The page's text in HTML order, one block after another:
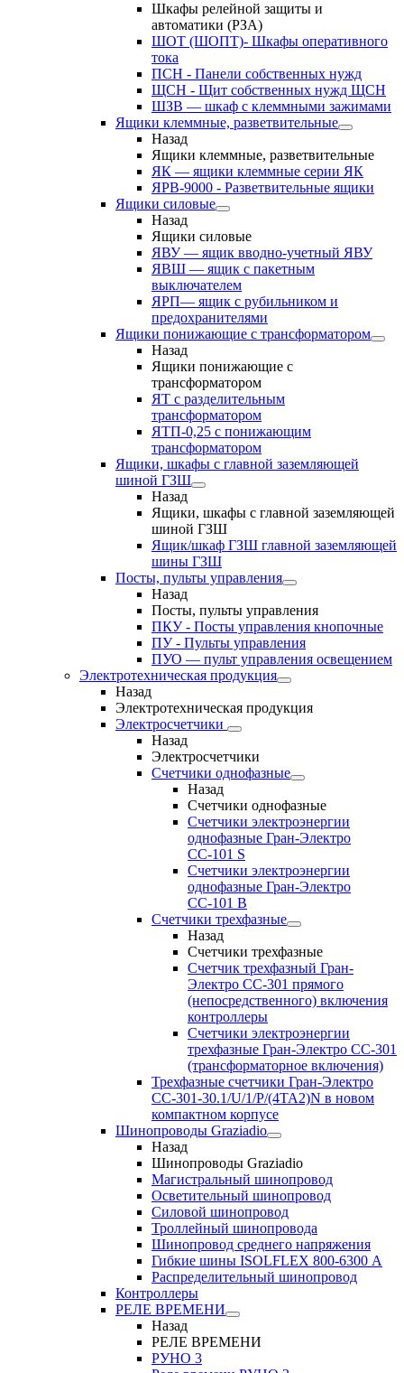
Шкафы релейной защиты и
автоматики (РЗА)
ШОТ (ШОПТ)- Шкафы оперативного
тока
ПСН - Панели собственных нужд
ЩСН - Щит собственных нужд ЩСН
ШЗВ — шкаф с клеммными зажимами
Ящики клеммные, разветвительные
Назад
Ящики клеммные, разветвительные
ЯК — ящики клеммные серии ЯК
ЯРВ-9000 - Разветвительные ящики
Ящики силовые
Назад
Ящики силовые
ЯВУ — ящик вводно-учетный ЯВУ
ЯВШ — ящик с пакетным
выключателем
ЯРП— ящик с рубильником и
предохранителями
Ящики понижающие с трансформатором
Назад
Ящики понижающие с
трансформатором
ЯТ с разделительным
трансформатором
ЯТП-0,25 с понижающим
трансформатором
Ящики, шкафы с главной заземляющей
шиной ГЗШ
Назад
Ящики, шкафы с главной заземляющей
шиной ГЗШ
Ящик/шкаф ГЗШ главной заземляющей
шины ГЗШ
Посты, пульты управления
Назад
Посты, пульты управления
ПКУ - Посты управления кнопочные
ПУ - Пульты управления
ПУО — пульт управления освещением
Электротехническая продукция
Назад
Электротехническая продукция
Электросчетчики
Назад
Электросчетчики
Счетчики однофазные
Назад
Счетчики однофазные
Счетчики электроэнергии
однофазные Гран-Электро
СС-101 S
Счетчики электроэнергии
однофазные Гран-Электро
СС-101 B
Счетчики трехфазные
Назад
Счетчики трехфазные
Счетчик трехфазный Гран-
Электро CC-301 прямого
(непосредственного) включения
контроллеры
Счетчики электроэнергии
трехфазные Гран-Электро CC-301
(трансформаторное включения)
Трехфазные счетчики Гран-Электро
СС-301-30.1/U/1/P/(4TA2)N в новом
компактном корпусе
Шинопроводы Graziadio
Назад
Шинопроводы Graziadio
Магистральный шинопровод
Осветительный шинопровод
Силовой шинопровод
Троллейный шинопровода
Шинопровод среднего напряжения
Гибкие шины ISOLFLEX 800-6300 А
Распределительный шинопровод
Контроллеры
РЕЛЕ ВРЕМЕНИ
Назад
РЕЛЕ ВРЕМЕНИ
РУНО 3